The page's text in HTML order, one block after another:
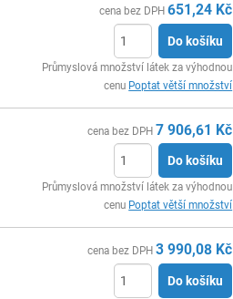
cena bez DPH 651,24 Kč
Do košíku
Průmyslová množství látek za výhodnou
cenu Poptat větší množství
cena bez DPH 7 906,61 Kč
Do košíku
Průmyslová množství látek za výhodnou
cenu Poptat větší množství
cena bez DPH 3 990,08 Kč
Do košíku